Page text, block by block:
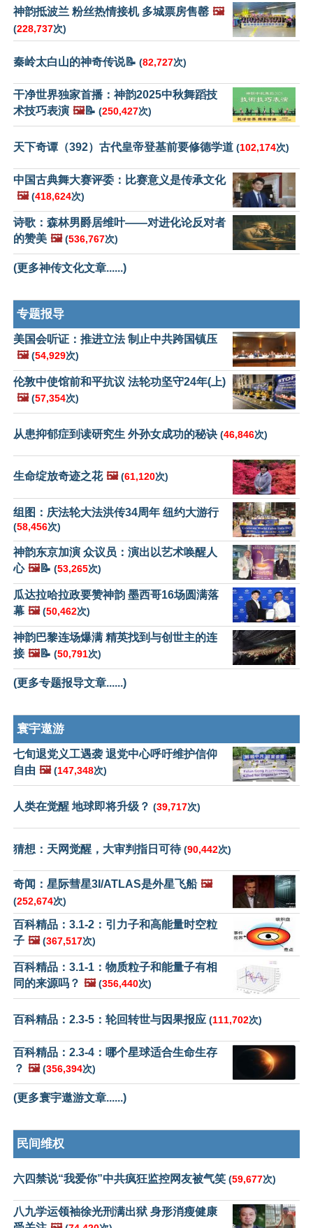
神韵抵波兰 粉丝热情接机 多城票房售罄 🖼️
(228,737次)
秦岭太白山的神奇传说📝 (82,727次)
干净世界独家首播：神韵2025中秋舞蹈技
术技巧表演 🖼️📝 (250,427次)
天下奇谭（392）古代皇帝登基前要修德学道 (102,174次)
中国古典舞大赛评委：比赛意义是传承文化
🖼️ (418,624次)
诗歌：森林男爵居维叶——对进化论反对者
的赞美 🖼️ (536,767次)
(更多神传文化文章......)
专题报导
美国会听证：推进立法 制止中共跨国镇压
🖼️ (54,929次)
伦敦中使馆前和平抗议 法轮功坚守24年(上)
🖼️ (57,354次)
从患抑郁症到读研究生 外孙女成功的秘诀 (46,846次)
生命绽放奇迹之花 🖼️ (61,120次)
组图：庆法轮大法洪传34周年 纽约大游行
(58,456次)
神韵东京加演 众议员：演出以艺术唤醒人
心 🖼️📝 (53,265次)
瓜达拉哈拉政要赞神韵 墨西哥16场圆满落
幕 🖼️ (50,462次)
神韵巴黎连场爆满 精英找到与创世主的连
接 🖼️📝 (50,791次)
(更多专题报导文章......)
寰宇遨游
七旬退党义工遇袭 退党中心呼吁维护信仰
自由 🖼️ (147,348次)
人类在觉醒 地球即将升级？ (39,717次)
猜想：天网觉醒，大审判指日可待(90,442次)
奇闻：星际彗星3I/ATLAS是外星飞船 🖼️
(252,674次)
百科精品：3.1-2：引力子和高能量时空粒
子 🖼️ (367,517次)
百科精品：3.1-1：物质粒子和能量子有相
同的来源吗？ 🖼️ (356,440次)
百科精品：2.3-5：轮回转世与因果报应 (111,702次)
百科精品：2.3-4：哪个星球适合生命生存
？ 🖼️ (356,394次)
(更多寰宇遨游文章......)
民间维权
六四禁说“我爱你”中共疯狂监控网友被气笑 (59,677次)
八九学运领袖徐光刑满出狱 身形消瘦健康